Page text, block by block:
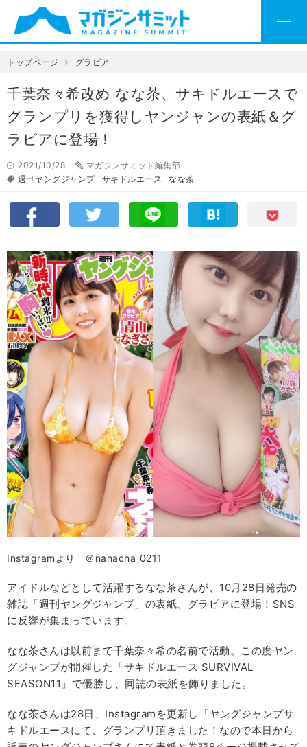
トップページ グラビア
千葉奈々希改め なな茶、サキドルエースで
グランプリを獲得しヤンジャンの表紙＆グ
ラビアに登場！
2021/10/28
マガジンサミット編集部
週刊ヤングジャンプ
サキドルエース なな茶
Instagramより ＠nanacha_0211
アイドルなどとして活躍するなな茶さんが、10月28日発売の
雑誌「週刊ヤングジャンプ」の表紙、グラビアに登場！SNS
に反響が集まっています。
なな茶さんは以前まで千葉奈々希の名前で活動。この度ヤン
グジャンプが開催した「サキドルエース SURVIVAL
SEASON11」で優勝し、同誌の表紙を飾りました。
なな茶さんは28日、Instagramを更新し「ヤングジャンプサ
キドルエースにて、グランプリ頂きました！なので本日から